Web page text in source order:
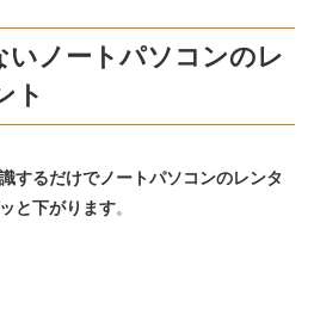
いノートパソコンのレ
ト
するだけでノートパソコンのレンタ
と下がります。